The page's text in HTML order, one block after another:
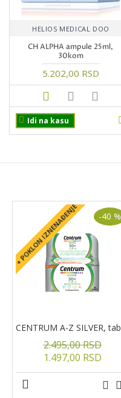
HELIOS MEDICAL DOO
CH ALPHA ampule 25ml,
30kom
5.202,00 RSD
Idi na kasu
+ POKLON IZNENAĐENJE -40 %
1.497,00 RSD
2.495,00 RSD